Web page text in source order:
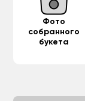
Фото
собранного
букета